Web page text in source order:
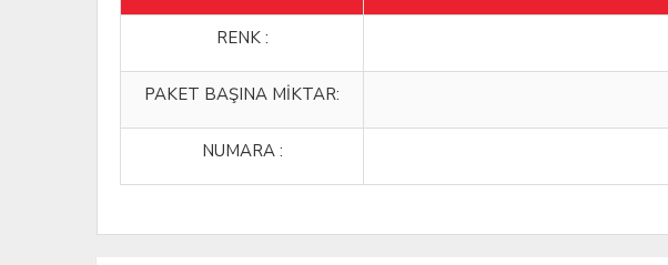
RENK :
PAKET BAŞINA MİKTAR:
NUMARA :